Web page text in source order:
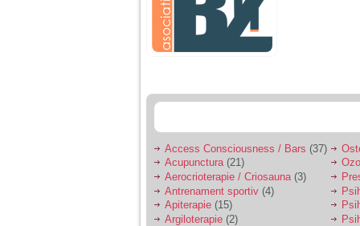
De 4 ani am o relatie
serioasa cu un barbat
sa se manifeste o
Ma aflu aici pentru ca
vreau sa stiu daca am
nevoie de un psiholog
sau psihiatru.
Access Consciousness / Bars (37)
Acupunctura(21)
Aerocrioterapie / Criosauna (3)
Antrenament sportiv (4)
Apiterapie (15)
Argiloterapie (2)